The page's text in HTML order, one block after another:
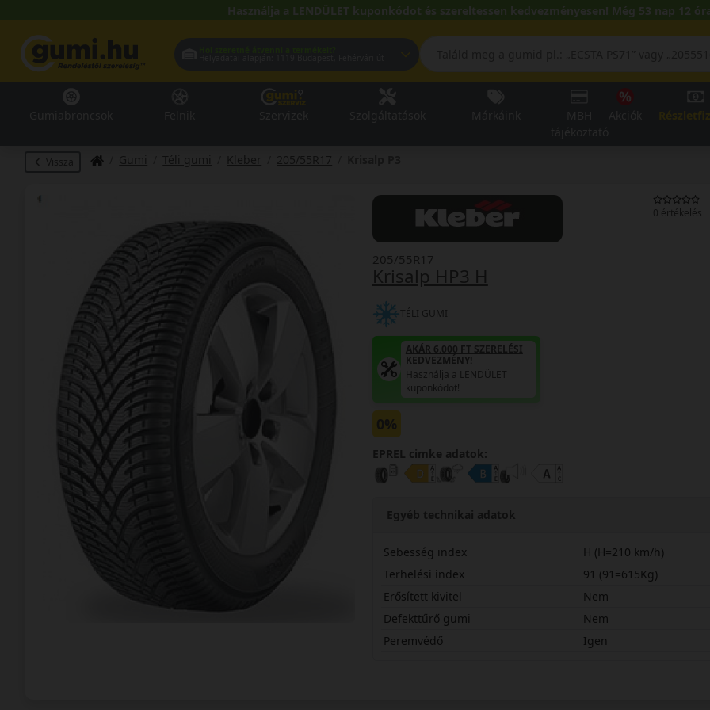
Használja a LENDÜLET kuponkódot és szereltessen kedvezményesen! Még 53 nap 12
Vissza Gumi Téli gumi Kleber 205/55R17
0 értékelés
Krisalp HP3 H
205/55R17
TÉLI GUMI
AKÁR 6.000 FT SZERELÉSI
KEDVEZMÉNY!
Használja a LENDÜLET
kuponkódot!
0%
EPREL cimke adatok:
Egyéb technikai adatok
Sebesség index
H (H=210 km/h)
Terhelési index
91 (91=615Kg)
Erősített kivitel
Nem
Defekttűrő gumi
Nem
Peremvédő
Igen